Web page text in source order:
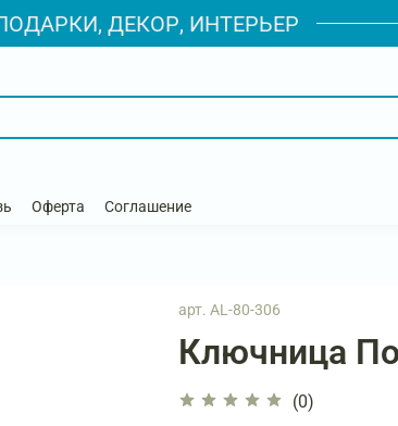
ДЕКОР, ИНТЕРЬЕР
Оферта Соглашение
арт. AL-80-306
Ключница
(0)